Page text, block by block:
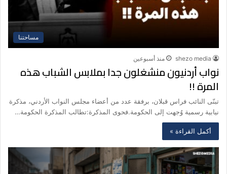
مساحتنا
shezo media منذ أسبوعين
نواب أردنيون منشغلون جدا بملابس الشباب هذه
المرة !!
تبنّى النائب فراس قبلان، برفقة عدد من أعضاء مجلس النواب الأردني، مذكرة
نيابية رسمية وُجهت إلى الحكومة.فحوى المذكرة:تطالب المذكرة الحكومة…
أكمل القراءة »